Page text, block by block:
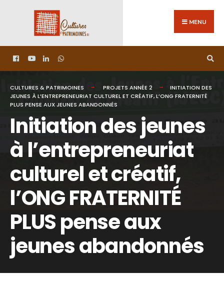
MENU
CULTURES & PATRIMOINES PROJETS ANNÉE 2
INITIATION DES
JEUNES À L’ENTREPRENEURIAT CULTUREL ET CRÉATIF, L’ONG FRATERNITÉ
PLUS PENSE AUX JEUNES ABANDONNÉS
Initiation des jeunes
à l’entrepreneuriat
culturel et créatif,
l’ONG FRATERNITÉ
PLUS pense aux
jeunes abandonnés